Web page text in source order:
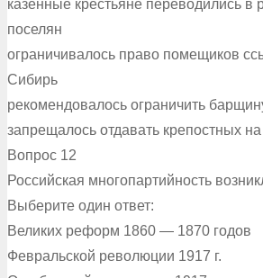
казенные крестьяне переводились в
поселян
ограничивалось право помещиков
Сибирь
рекомендовалось ограничить
запрещалось отдавать крепостных
Вопрос 12
Российская многопартийность
Выберите один ответ:
Великих реформ 1860 — 1870 годов
Февральской революции 1917 г.